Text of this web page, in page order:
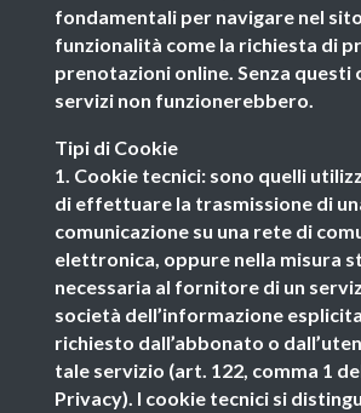
fondamentali per navigare nel
funzionalità come la richiesta di
prenotazioni online. Senza questi
servizi non funzionerebbero.
Tipi di Cookie
1. Cookie tecnici: sono quelli
di effettuare la trasmissione di
comunicazione su una rete di
elettronica, oppure nella misura
necessaria al fornitore di un
società dell’informazione
richiesto dall’abbonato o
tale servizio (art. 122, comma 1
Privacy). I cookie tecnici si